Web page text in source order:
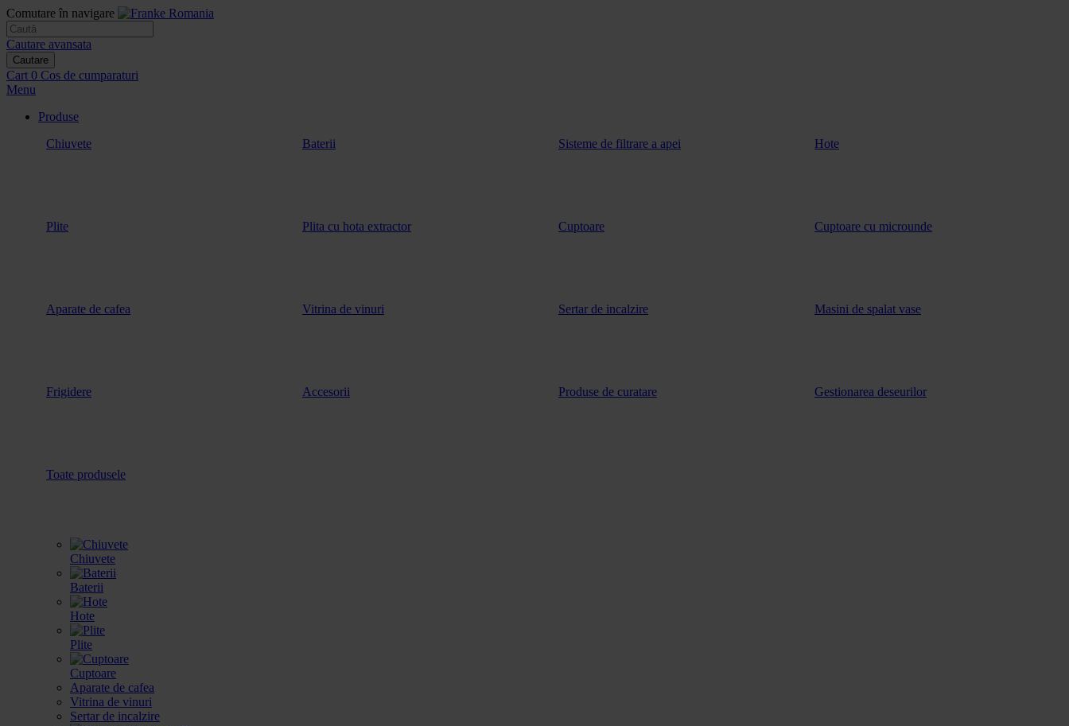
Comutare în navigare
Cautare avansata
Cautare
Cart 0 Cos de cumparaturi
Menu
Produse
Chiuvete
Baterii Sisteme de filtrare a apei Hote
Plite Plita cu hota extractor Cuptoare Cuptoare cu microunde
Aparate de cafea Vitrina de vinuri Sertar de incalzire Masini de spalat vase
Frigidere Accesorii Produse de curatare Gestionarea deseurilor
Toate produsele
Chiuvete
Baterii
Hote
Plite
Cuptoare
Aparate de cafea
Vitrina de vinuri
Sertar de incalzire